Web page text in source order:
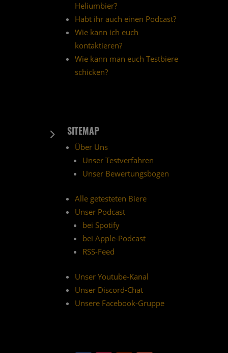
Heliumbier?
Habt ihr auch einen Podcast?
Wie kann ich euch
kontaktieren?
Wie kann man euch Testbiere
schicken?
5 SITEMAP
Über Uns
Unser Testverfahren
Unser Bewertungsbogen
Alle getesteten Biere
Unser Podcast
bei Spotify
bei Apple-Podcast
RSS-Feed
Unser Youtube-Kanal
Unser Discord-Chat
Unsere Facebook-Gruppe